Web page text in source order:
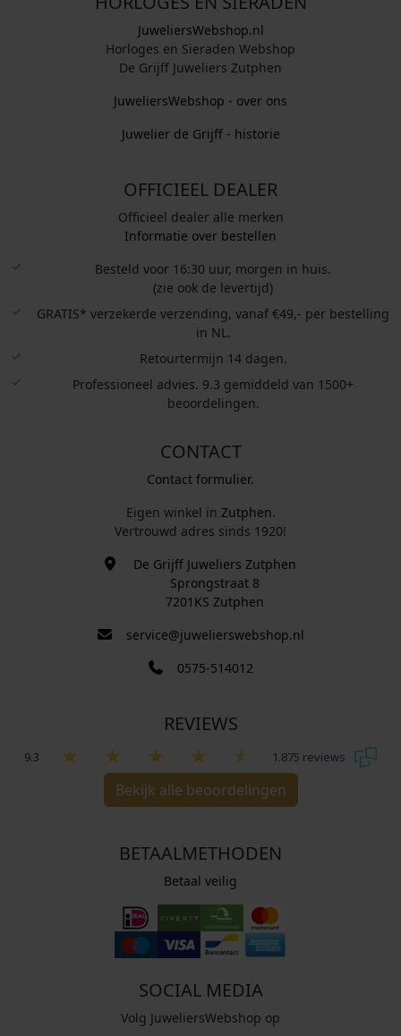
JuweliersWebshop.nl
Horloges en Sieraden Webshop
De Grijff Juweliers Zutphen
JuweliersWebshop - over ons
Juwelier de Grijff - historie
OFFICIEEL DEALER
Officieel dealer alle merken
Informatie over bestellen
Besteld voor 16:30 uur, morgen in huis.
(zie ook de levertijd)
GRATIS* verzekerde verzending, vanaf €49,- per bestelling
in NL.
Retourtermijn 14 dagen.
Professioneel advies. 9.3 gemiddeld van 1500+
beoordelingen.
CONTACT
Contact formulier.
Eigen winkel in Zutphen.
Vertrouwd adres sinds 1920!
De Grijff Juweliers Zutphen
Sprongstraat 8
7201KS Zutphen
service@juwelierswebshop.nl
0575-514012
REVIEWS
9.3 1.875 reviews
Bekijk alle beoordelingen
BETAALMETHODEN
Betaal veilig
SOCIAL MEDIA
Volg JuweliersWebshop op